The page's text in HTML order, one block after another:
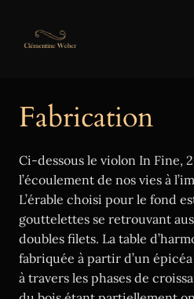
contenu
Fabrication
Ci-dessous le violon In Fine,
l’écoulement de nos vies à
L’érable choisi pour le fond
gouttelettes se retrouvant
doubles filets. La table
fabriquée à partir d’un
à travers les phases de